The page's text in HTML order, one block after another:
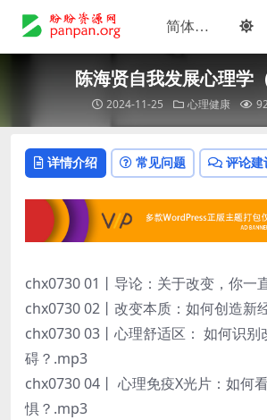
陈海贤自我发展心理学
2024-11-25 心理健康
详情介绍 常见问题 评论建
chx0730 01丨导论：关于改变，你一
chx0730 02丨改变本质：如何创造新
chx0730 03丨心理舒适区： 如何识别
碍？.mp3
chx0730 04丨 心理免疫X光片：如何
惧？.mp3